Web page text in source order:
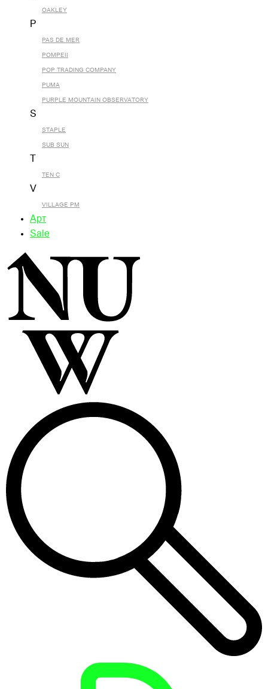
OAKLEY
P
PAS DE MER
POMPEII
POP TRADING COMPANY
PUMA
PURPLE MOUNTAIN OBSERVATORY
S
STAPLE
SUB SUN
TEN C
V
VILLAGE PM
Арт
Sale